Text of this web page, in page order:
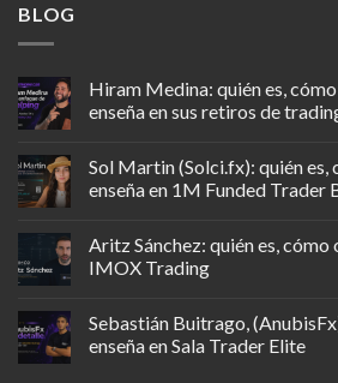
BLOG
Hiram Medina: quién es,
enseña en sus retiros de
Sol Martin (Solci.fx): quién es,
enseña en 1M Funded Trader
Aritz Sánchez: quién es, cómo
IMOX Trading
Sebastián Buitrago,
enseña en Sala Trader Elite